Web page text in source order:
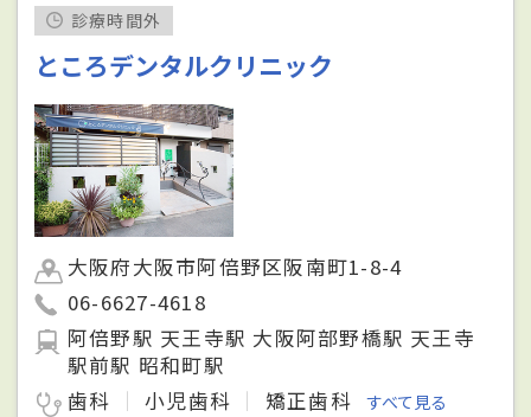
診療時間外
ところデンタルクリニック
大阪府大阪市阿倍野区阪南町1-8-4
06-6627-4618
阿倍野駅 天王寺駅 大阪阿部野橋駅 天王寺
駅前駅 昭和町駅
歯科
小児歯科 矯正歯科 すべて見る